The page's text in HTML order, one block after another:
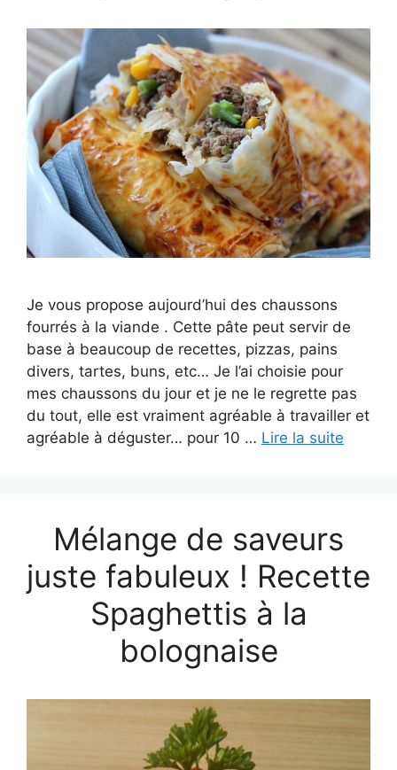
Je vous propose aujourd’hui des chaussons
fourrés à la viande . Cette pâte peut servir de
base à beaucoup de recettes, pizzas, pains
divers, tartes, buns, etc… Je l’ai choisie pour
mes chaussons du jour et je ne le regrette pas
du tout, elle est vraiment agréable à travailler et
agréable à déguster… pour 10 … Lire la suite
Mélange de saveurs
juste fabuleux ! Recette
Spaghettis à la
bolognaise